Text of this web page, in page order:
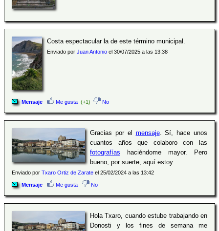
Costa espectacular la de este término municipal.
Enviado por Juan Antonioel 30/07/2025 a las 13:38
Mensaje Me gusta (+1) No
Gracias por el mensaje. Sí, hace unos
cuantos años que colaboro con las
fotografías haciéndome mayor. Pero
bueno, por suerte, aquí estoy.
Enviado por Txaro Ortiz de Zarate el 25/02/2024 a las 13:42
Mensaje Me gusta No
Hola Txaro, cuando estube trabajando en
Donosti y los fines de semana me